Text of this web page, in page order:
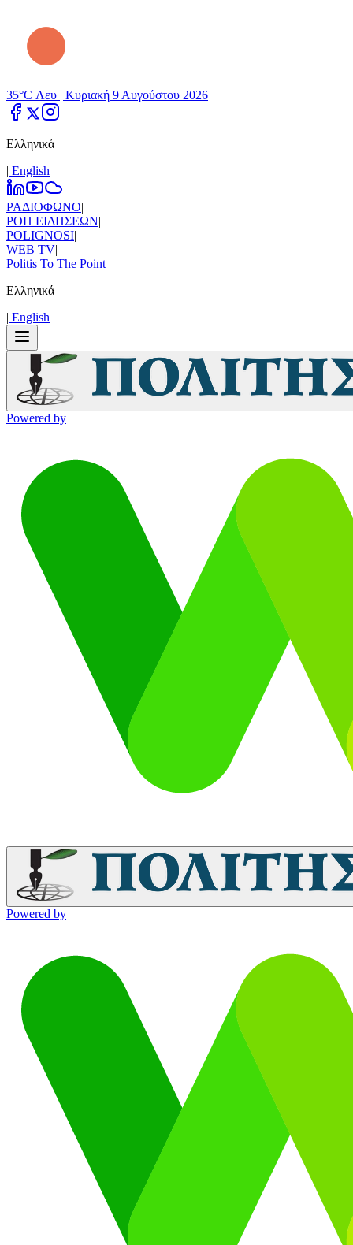
35°C Λευ | Κυριακή 9 Αυγούστου 2026
Ελληνικά
| Εnglish
ΡΑΔΙΟΦΩΝΟ|
ΡΟΗ ΕΙΔΗΣΕΩΝ|
POLIGNOSI|
WEB TV|
Politis To The Point
Ελληνικά
| Εnglish
Powered by
Powered by